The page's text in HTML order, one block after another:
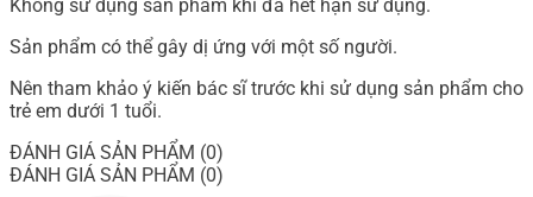
Không sử dụng sản phẩm khi đã hết hạn sử dụng.
Sản phẩm có thể gây dị ứng với một số người.
Nên tham khảo ý kiến bác sĩ trước khi sử dụng sản phẩm cho
trẻ em dưới 1 tuổi.
ĐÁNH GIÁ SẢN PHẨM (0)
ĐÁNH GIÁ SẢN PHẨM (0)